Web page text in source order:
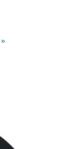
‪»